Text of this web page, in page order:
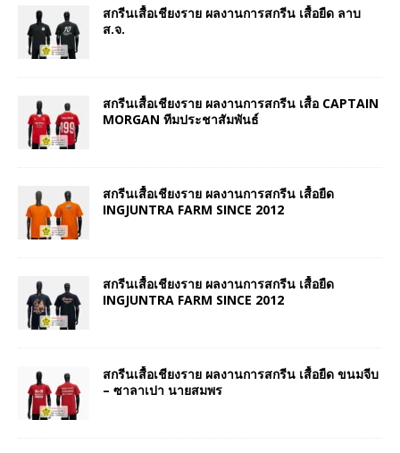
สกรีนเสื้อเชียงราย ผลงานการสกรีน เสื้อยืด ลาบ
ส.จ.
สกรีนเสื้อเชียงราย ผลงานการสกรีน เสื้อ CAPTAIN
MORGAN ทีมประชาสัมพันธ์
สกรีนเสื้อเชียงราย ผลงานการสกรีน เสื้อยืด
INGJUNTRA FARM SINCE 2012
สกรีนเสื้อเชียงราย ผลงานการสกรีน เสื้อยืด
INGJUNTRA FARM SINCE 2012
สกรีนเสื้อเชียงราย ผลงานการสกรีน เสื้อยืด ขนมจีบ
– ซาลาเปา นายสมพร